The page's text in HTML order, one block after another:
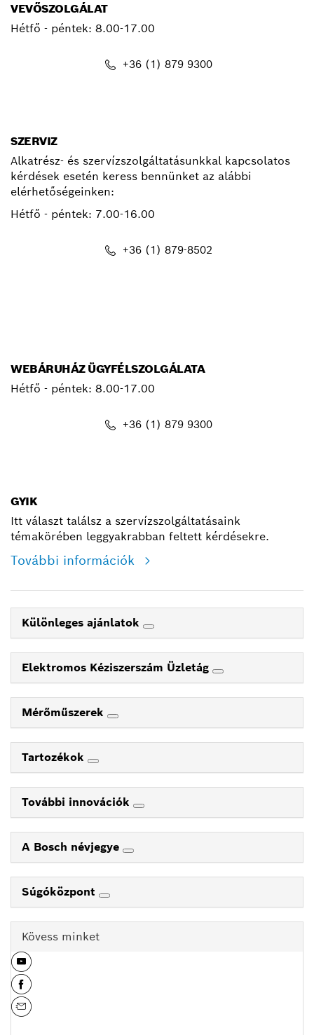
VEVŐSZOLGÁLAT
Hétfő - péntek: 8.00-17.00
+36 (1) 879 9300
SZERVIZ
Alkatrész- és szervízszolgáltatásunkkal kapcsolatos
kérdések esetén keress bennünket az alábbi
elérhetőségeinken:
Hétfő - péntek: 7.00-16.00
+36 (1) 879-8502
WEBÁRUHÁZ ÜGYFÉLSZOLGÁLATA
Hétfő - péntek: 8.00-17.00
+36 (1) 879 9300
GYIK
Itt választ találsz a szervízszolgáltatásaink
témakörében leggyakrabban feltett kérdésekre.
További információk
Különleges ajánlatok
Elektromos Kéziszerszám Üzletág
Mérőműszerek
Tartozékok
További innovációk
A Bosch névjegye
Súgóközpont
Kövess minket